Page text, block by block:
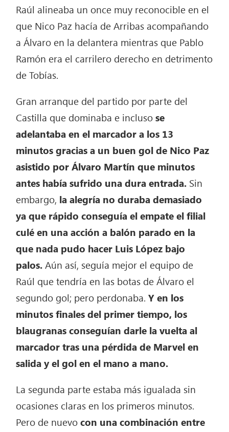
Raúl alineaba un once muy reconocible en el
que Nico Paz hacía de Arribas acompañando
a Álvaro en la delantera mientras que Pablo
Ramón era el carrilero derecho en detrimento
de Tobías.
Gran arranque del partido por parte del
Castilla que dominaba e inclusose
adelantaba en el marcador a los 13
minutos gracias a un buen gol de Nico Paz
asistido por Álvaro Martín que minutos
antes había sufrido una dura entrada. Sin
embargo, la alegría no duraba demasiado
ya que rápido conseguía el empate el filial
culé en una acción a balón parado en la
que nada pudo hacer Luis López bajo
palos.Aún así, seguía mejor el equipo de
Raúl que tendría en las botas de Álvaro el
segundo gol; pero perdonaba.Y en los
minutos finales del primer tiempo, los
blaugranas conseguían darle la vuelta al
marcador tras una pérdida de Marvel en
salida y el gol en el mano a mano.
La segunda parte estaba más igualada sin
ocasiones claras en los primeros minutos.
Pero de nuevocon una combinación entre